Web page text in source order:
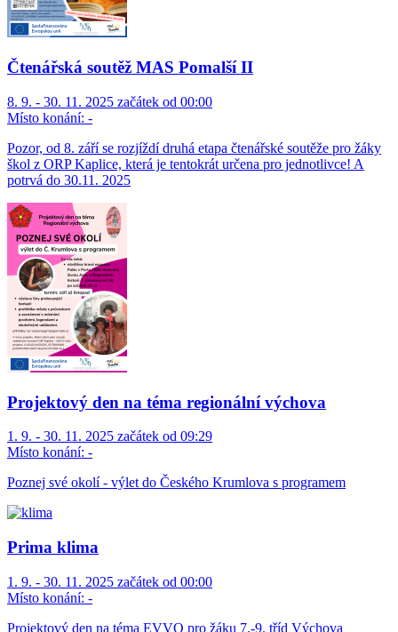
Čtenářská soutěž MAS Pomalší II
8. 9. - 30. 11. 2025 začátek od 00:00
Místo konání: -
Pozor, od 8. září se rozjíždí druhá etapa čtenářské soutěže pro žáky
škol z ORP Kaplice, která je tentokrát určena pro jednotlivce! A
potrvá do 30.11. 2025
Projektový den na téma regionální výchova
1. 9. - 30. 11. 2025 začátek od 09:29
Místo konání: -
Poznej své okolí - výlet do Českého Krumlova s programem
Prima klima
1. 9. - 30. 11. 2025 začátek od 00:00
Místo konání: -
Projektový den na téma EVVO pro žáku 7.-9. tříd Výchova